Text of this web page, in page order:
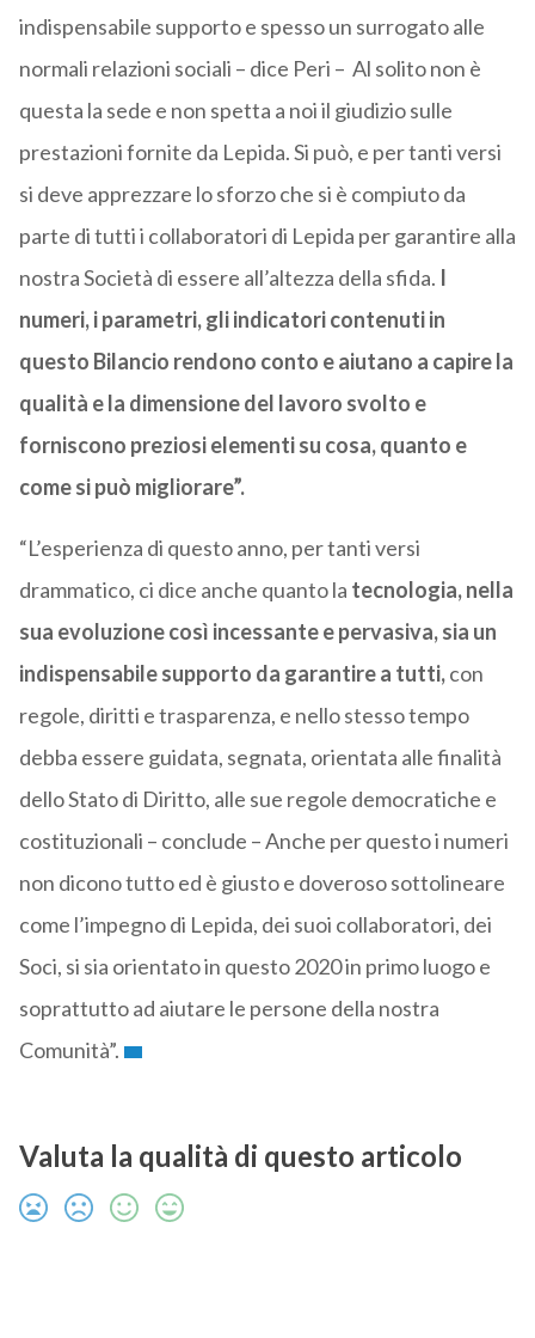
indispensabile supporto e spesso un surrogato alle
normali relazioni sociali – dice Peri – Al solito non è
questa la sede e non spetta a noi il giudizio sulle
prestazioni fornite da Lepida. Si può, e per tanti versi
si deve apprezzare lo sforzo che si è compiuto da
parte di tutti i collaboratori di Lepida per garantire alla
nostra Società di essere all’altezza della sfida. I
numeri, i parametri, gli indicatori contenuti in
questo Bilancio rendono conto e aiutano a capire la
qualità e la dimensione del lavoro svolto e
forniscono preziosi elementi su cosa, quanto e
come si può migliorare”.
“L’esperienza di questo anno, per tanti versi
drammatico, ci dice anche quanto la tecnologia, nella
sua evoluzione così incessante e pervasiva, sia un
indispensabile supporto da garantire a tutti,con
regole, diritti e trasparenza, e nello stesso tempo
debba essere guidata, segnata, orientata alle finalità
dello Stato di Diritto, alle sue regole democratiche e
costituzionali – conclude – Anche per questo i numeri
non dicono tutto ed è giusto e doveroso sottolineare
come l’impegno di Lepida, dei suoi collaboratori, dei
Soci, si sia orientato in questo 2020 in primo luogo e
soprattutto ad aiutare le persone della nostra
Comunità”.
Valuta la qualità di questo articolo